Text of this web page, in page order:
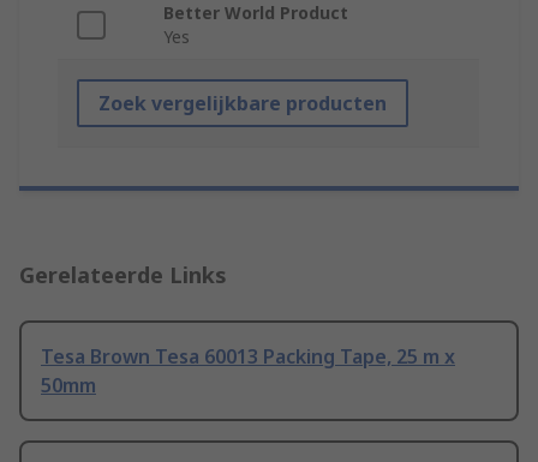
Better World Product
Yes
Zoek vergelijkbare producten
Gerelateerde Links
Tesa Brown Tesa 60013 Packing Tape, 25 m x
50mm